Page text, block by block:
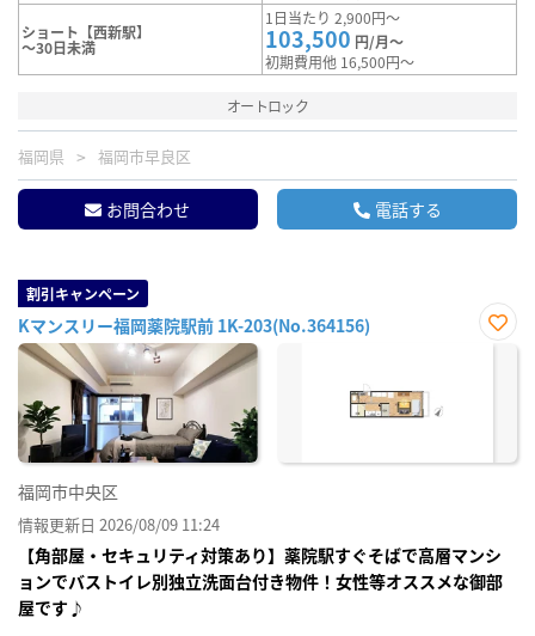
ショート【西新駅】
～30日未満
1日当たり 2,900円～
103,500 円/月～
初期費用他 16,500円～
オートロック
福岡県 福岡市早良区
お問合わせ 電話する
割引キャンペーン
Kマンスリー福岡薬院駅前 1K-203(No.364156)
お気
福岡市中央区
情報更新日 2026/08/09 11:24
【角部屋・セキュリティ対策あり】薬院駅すぐそばで高層マンシ
ョンでバストイレ別独立洗面台付き物件！女性等オススメな御部
屋です♪